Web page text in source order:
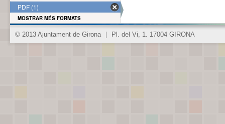
PDF (1)
MOSTRAR MÉS FORMATS
© 2013 Ajuntament de Girona Pl. del Vi, 1. 17004 GIRONA